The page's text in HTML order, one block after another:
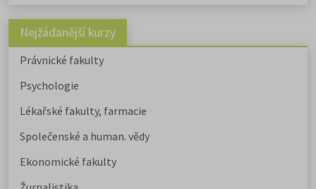
Nejžádanější kurzy
Právnické fakulty
Psychologie
Lékařské fakulty, farmacie
Společenské a human. vědy
Ekonomické fakulty